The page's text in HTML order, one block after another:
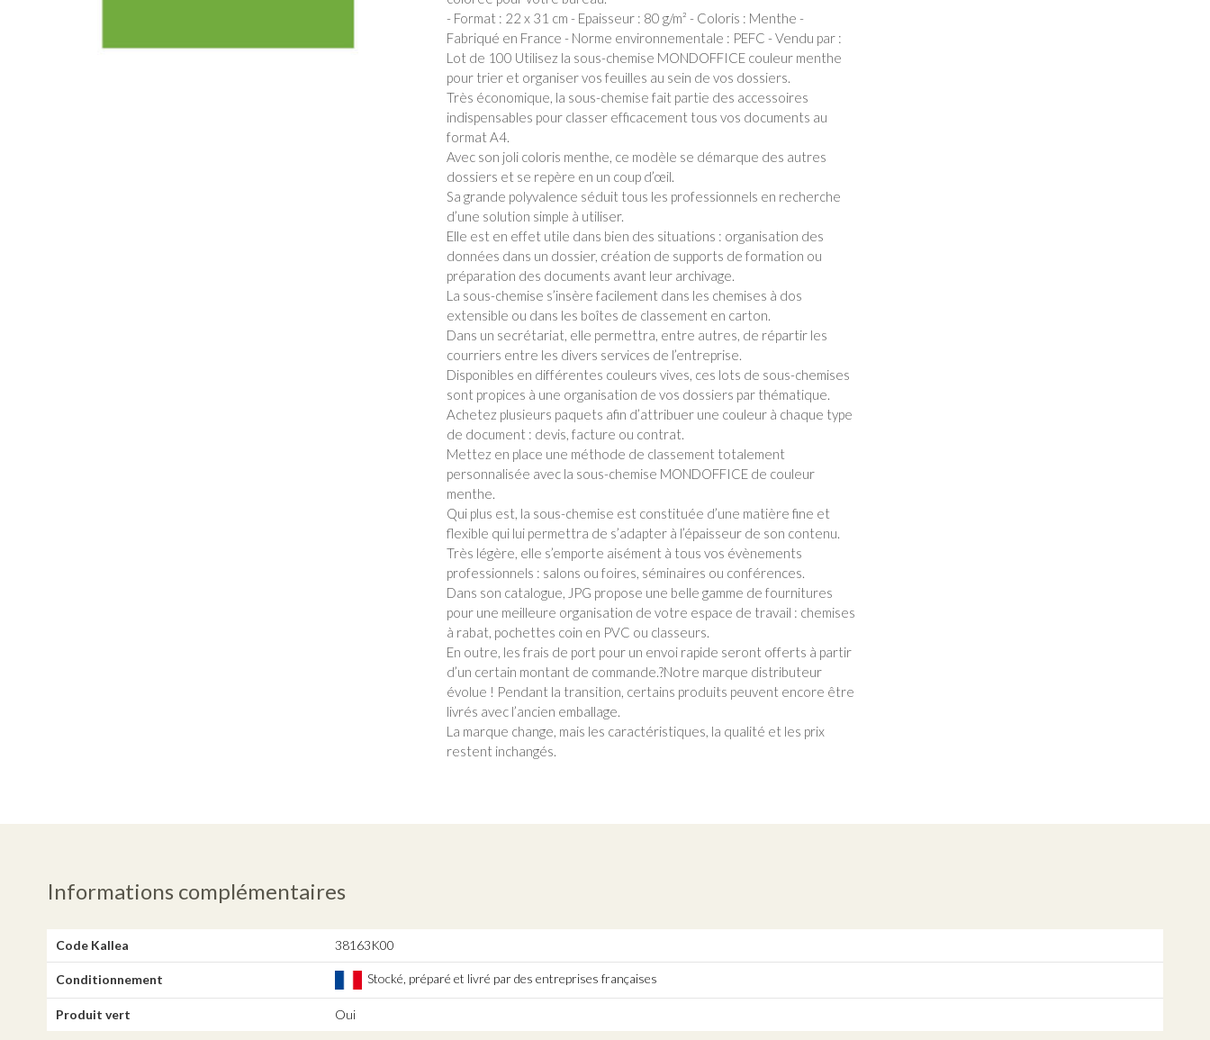
- Format : 22 x 31 cm - Epaisseur : 80 g/m² - Coloris : Menthe -
Fabriqué en France - Norme environnementale : PEFC - Vendu par :
Lot de 100 Utilisez la sous-chemise MONDOFFICE couleur menthe
pour trier et organiser vos feuilles au sein de vos dossiers.
Très économique, la sous-chemise fait partie des accessoires
indispensables pour classer efficacement tous vos documents au
format A4.
Avec son joli coloris menthe, ce modèle se démarque des autres
dossiers et se repère en un coup d’œil.
Sa grande polyvalence séduit tous les professionnels en recherche
d’une solution simple à utiliser.
Elle est en effet utile dans bien des situations : organisation des
données dans un dossier, création de supports de formation ou
préparation des documents avant leur archivage.
La sous-chemise s’insère facilement dans les chemises à dos
extensible ou dans les boîtes de classement en carton.
Dans un secrétariat, elle permettra, entre autres, de répartir les
courriers entre les divers services de l’entreprise.
Disponibles en différentes couleurs vives, ces lots de sous-chemises
sont propices à une organisation de vos dossiers par thématique.
Achetez plusieurs paquets afin d’attribuer une couleur à chaque type
de document : devis, facture ou contrat.
Mettez en place une méthode de classement totalement
personnalisée avec la sous-chemise MONDOFFICE de couleur
menthe.
Qui plus est, la sous-chemise est constituée d’une matière fine et
flexible qui lui permettra de s’adapter à l’épaisseur de son contenu.
Très légère, elle s’emporte aisément à tous vos évènements
professionnels : salons ou foires, séminaires ou conférences.
Dans son catalogue, JPG propose une belle gamme de fournitures
pour une meilleure organisation de votre espace de travail : chemises
à rabat, pochettes coin en PVC ou classeurs.
En outre, les frais de port pour un envoi rapide seront offerts à partir
d’un certain montant de commande.?Notre marque distributeur
évolue ! Pendant la transition, certains produits peuvent encore être
livrés avec l’ancien emballage.
La marque change, mais les caractéristiques, la qualité et les prix
restent inchangés.
Informations complémentaires
Code Kallea 38163K00
Conditionnement Stocké, préparé et livré par des entreprises françaises
Produit vert Oui